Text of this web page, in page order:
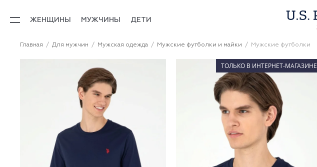
ЖЕНЩИНЫ МУЖЧИНЫ ДЕТИ
Главная Для мужчин Мужская одежда Мужские футболки и майки Мужские футболки
ТОЛЬКО В ИНТЕРНЕТ-МАГАЗИНЕ